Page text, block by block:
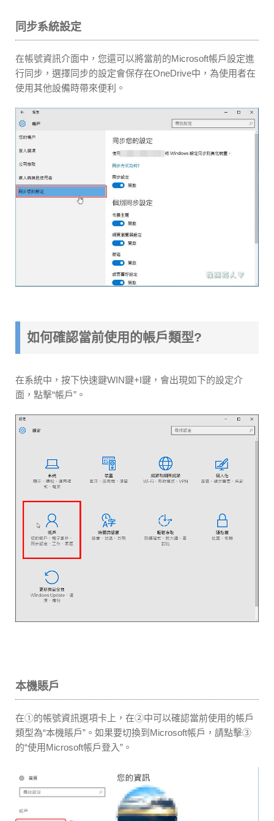
同步系統設定
在帳號資訊介面中，您還可以將當前的Microsoft帳戶設定進
行同步，選擇同步的設定會保存在OneDrive中，為使用者在
使用其他設備時帶來便利。
如何確認當前使用的帳戶類型?
在系統中，按下快速鍵WIN鍵+I鍵，會出現如下的設定介
面，點擊“帳戶”。
本機賬戶
在①的帳號資訊選項卡上，在②中可以確認當前使用的帳戶
類型為“本機賬戶”。如果要切換到Microsoft帳戶，請點擊③
的“使用Microsoft帳戶登入”。